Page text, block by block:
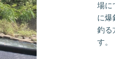
場に
に爆
釣る
す。